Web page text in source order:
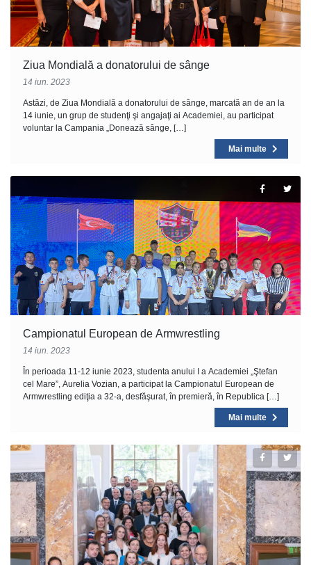
Ziua Mondială a donatorului de sânge
14 iun. 2023
Astăzi, de Ziua Mondială a donatorului de sânge, marcată an de an la
14 iunie, un grup de studenţi şi angajaţi ai Academiei, au participat
voluntar la Campania „Donează sânge, […]
Mai multe
Campionatul European de Armwrestling
14 iun. 2023
În perioada 11-12 iunie 2023, studenta anului I a Academiei „Ştefan
cel Mare”, Aurelia Vozian, a participat la Campionatul European de
Armwrestling ediţia a 32-a, desfăşurat, în premieră, în Republica […]
Mai multe